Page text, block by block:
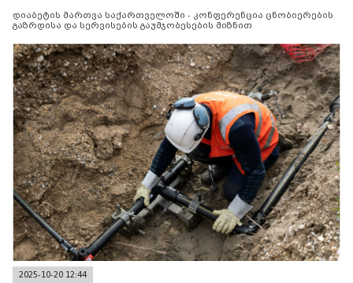
დიაბეტის მართვა საქართველოში - კონფერენცია ცნობიერების
გაზრდისა და სერვისების გაუმჯობესების მიზნით
2025-10-20 12:44